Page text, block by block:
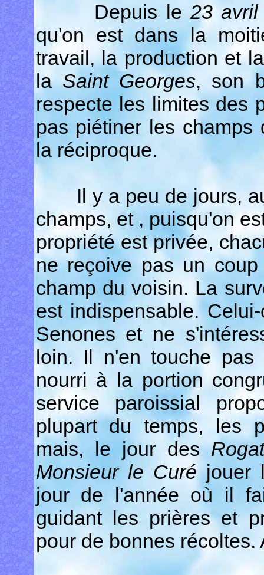
Depuis le 23 avril
qu'on est dans la
travail, la production et
laSaint Georges, son
respecte les limites des
pas piétiner les
la réciproque.
Il y a peu de jours,
champs, et , puisqu'on
propriété est privée,
ne reçoive pas un
champ du voisin. La
est indispensable.
Senones et ne
loin. Il n'en touche
nourri à la portion
service paroissial
plupart du temps, les
mais, le jour des
Monsieur le Curéjouer
jour de l'année où il
guidant les prières et
pour de bonnes